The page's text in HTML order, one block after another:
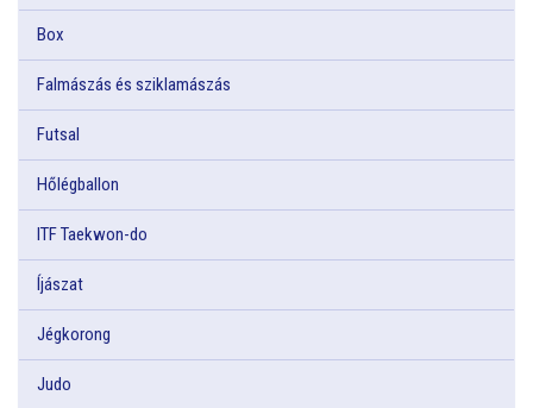
Box
Falmászás és sziklamászás
Futsal
Hőlégballon
ITF Taekwon-do
Íjászat
Jégkorong
Judo